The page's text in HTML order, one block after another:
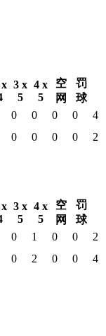
3 x
5
4 x
5
空
网
罚
球
0 0 0 0
4
0 0 0 0 2
3 x
5
4 x
5
空
网
罚
球
0 1 0 0
2
0 2 0 0
4